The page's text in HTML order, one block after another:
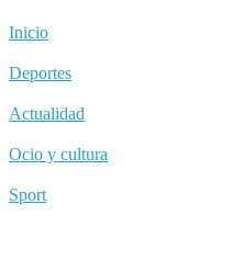
Inicio
Deportes
Actualidad
Ocio y cultura
Sport